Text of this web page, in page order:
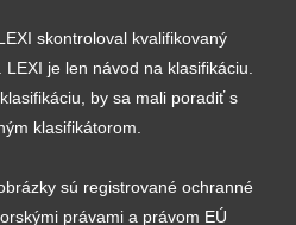
skontroloval kvalifikovaný
je len návod na klasifikáciu.
by sa mali poradiť s
klasifikátorom.
sú registrované ochranné
právami a právom EÚ